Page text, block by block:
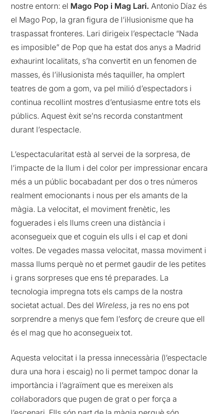
nostre entorn: el Mago Pop i Mag Lari.Antonio Díaz és
el Mago Pop, la gran figura de l’il·lusionisme que ha
traspassat fronteres. Lari dirigeix l’espectacle “Nada
es imposible” de Pop que ha estat dos anys a Madrid
exhaurint localitats, s’ha convertit en un fenomen de
masses, és l’il·lusionista més taquiller, ha omplert
teatres de gom a gom, va pel milió d’espectadors i
continua recollint mostres d’entusiasme entre tots els
públics. Aquest èxit se’ns recorda constantment
durant l’espectacle.
L’espectacularitat està al servei de la sorpresa, de
l’impacte de la llum i del color per impressionar encara
més a un públic bocabadant per dos o tres números
realment emocionants i nous per els amants de la
màgia. La velocitat, el moviment frenètic, les
foguerades i els llums creen una distància i
aconsegueix que et coguin els ulls i el cap et doni
voltes. De vegades massa velocitat, massa moviment i
massa llums perquè no et permet gaudir de les petites
i grans sorpreses que ens té preparades. La
tecnologia impregna tots els camps de la nostra
societat actual. Des del Wireless, ja res no ens pot
sorprendre a menys que fem l’esforç de creure que ell
és el mag que ho aconsegueix tot.
Aquesta velocitat i la pressa innecessària (l’espectacle
dura una hora i escaig) no li permet tampoc donar la
importància i l’agraïment que es mereixen als
col·laboradors que pugen de grat o per força a